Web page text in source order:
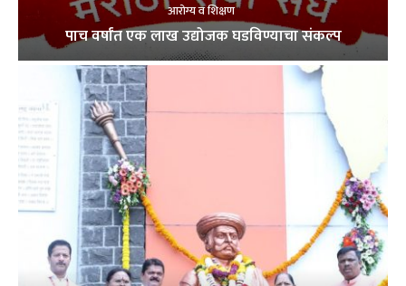
आरोग्य व शिक्षण
पाच वर्षांत एक लाख उद्योजक घडविण्याचा संकल्प